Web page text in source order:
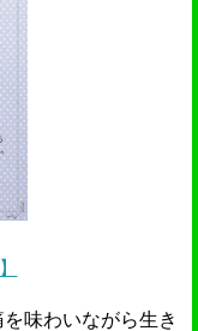
味わいながら生き